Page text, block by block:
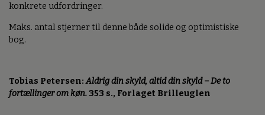
konkrete udfordringer.
Maks. antal stjerner til denne både solide og optimistiske
bog.
Tobias Petersen:Aldrig din skyld, altid din skyld – De to
fortællinger om køn. 353 s., Forlaget Brilleuglen